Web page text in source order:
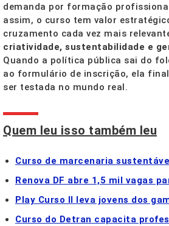
demanda por formação
assim, o curso tem valor
cruzamento cada vez mais
criatividade, sustentabilidade e
Quando a política pública sai do
ao formulário de inscrição, ela
ser testada no mundo real.
Quem leu isso também leu
Curso de marcenaria
Renova DF abre 1,5 mil vagas
Play Curso II leva jovens dos
Curso do Detran capacita